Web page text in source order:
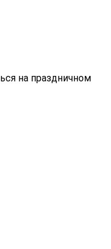
на праздничном